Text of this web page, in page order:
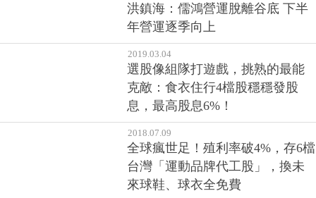
洪鎮海：儒鴻營運脫離谷底 下半
年營運逐季向上
2019.03.04
選股像組隊打遊戲，挑熟的最能
克敵：食衣住行4檔股穩穩發股
息，最高股息6%！
2018.07.09
全球瘋世足！殖利率破4%，存6檔
台灣「運動品牌代工股」，換未
來球鞋、球衣全免費